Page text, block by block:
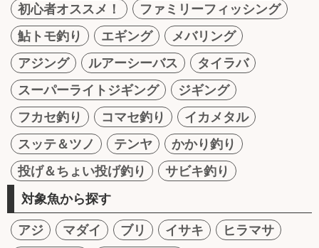
初心者オススメ！
ファミリーフィッシング
鮎トモ釣り
エギング
メバリング
アジング
ルアーシーバス
タイラバ
スーパーライトジギング
ジギング
フカセ釣り
コマセ釣り
イカメタル
スッテ＆ツノ
テンヤ
かかり釣り
投げ＆ちょい投げ釣り
サビキ釣り
対象魚から探す
アジ マダイ ブリ イサキ
ヒラマサ